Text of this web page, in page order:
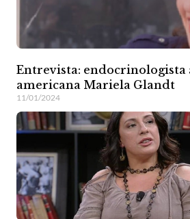
Entrevista: endocrinologista
americana Mariela Glandt
11/01/2024